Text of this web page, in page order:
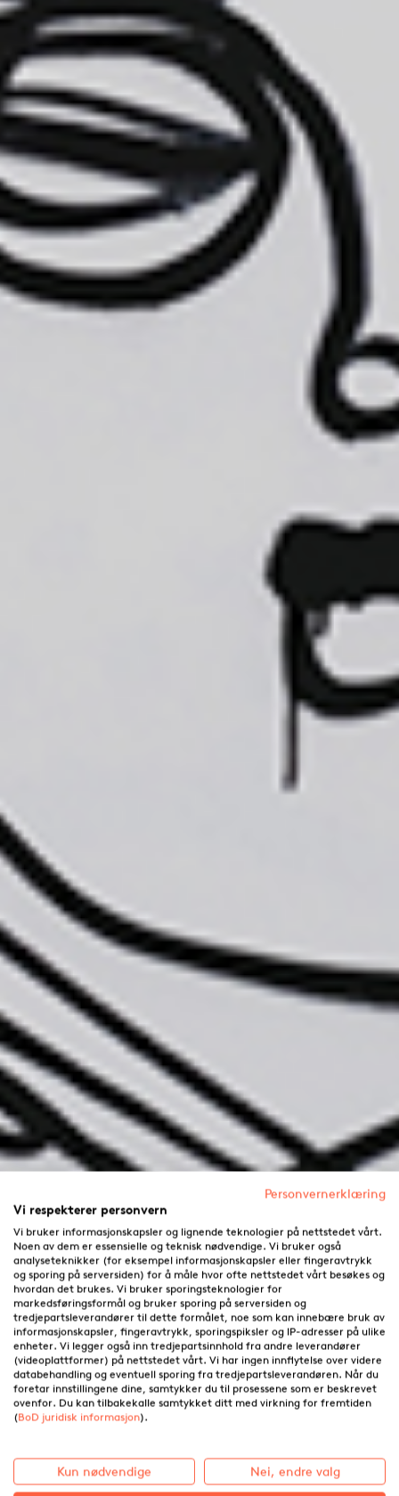
Hvordan skape en litterær
karakter
Personvernerklæring
Vi respekterer personvern
Vi bruker informasjonskapsler og lignende teknologier på nettstedet vårt.
Noen av dem er essensielle og teknisk nødvendige. Vi bruker også
analyseteknikker (for eksempel informasjonskapsler eller fingeravtrykk
og sporing på serversiden) for å måle hvor ofte nettstedet vårt besøkes og
hvordan det brukes. Vi bruker sporingsteknologier for
markedsføringsformål og bruker sporing på serversiden og
tredjepartsleverandører til dette formålet, noe som kan innebære bruk av
informasjonskapsler, fingeravtrykk, sporingspiksler og IP-adresser på ulike
enheter. Vi legger også inn tredjepartsinnhold fra andre leverandører
(videoplattformer) på nettstedet vårt. Vi har ingen innflytelse over videre
databehandling og eventuell sporing fra tredjepartsleverandøren. Når du
foretar innstillingene dine, samtykker du til prosessene som er beskrevet
ovenfor. Du kan tilbakekalle samtykket ditt med virkning for fremtiden
(BoD juridisk informasjon).
Kun nødvendige Nei, endre valg